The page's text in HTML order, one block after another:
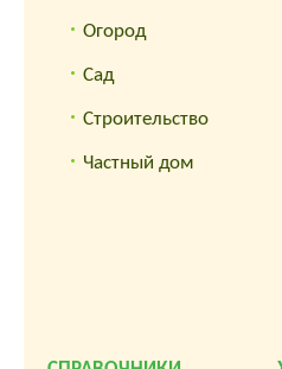
Огород
Сад
Строительство
Частный дом